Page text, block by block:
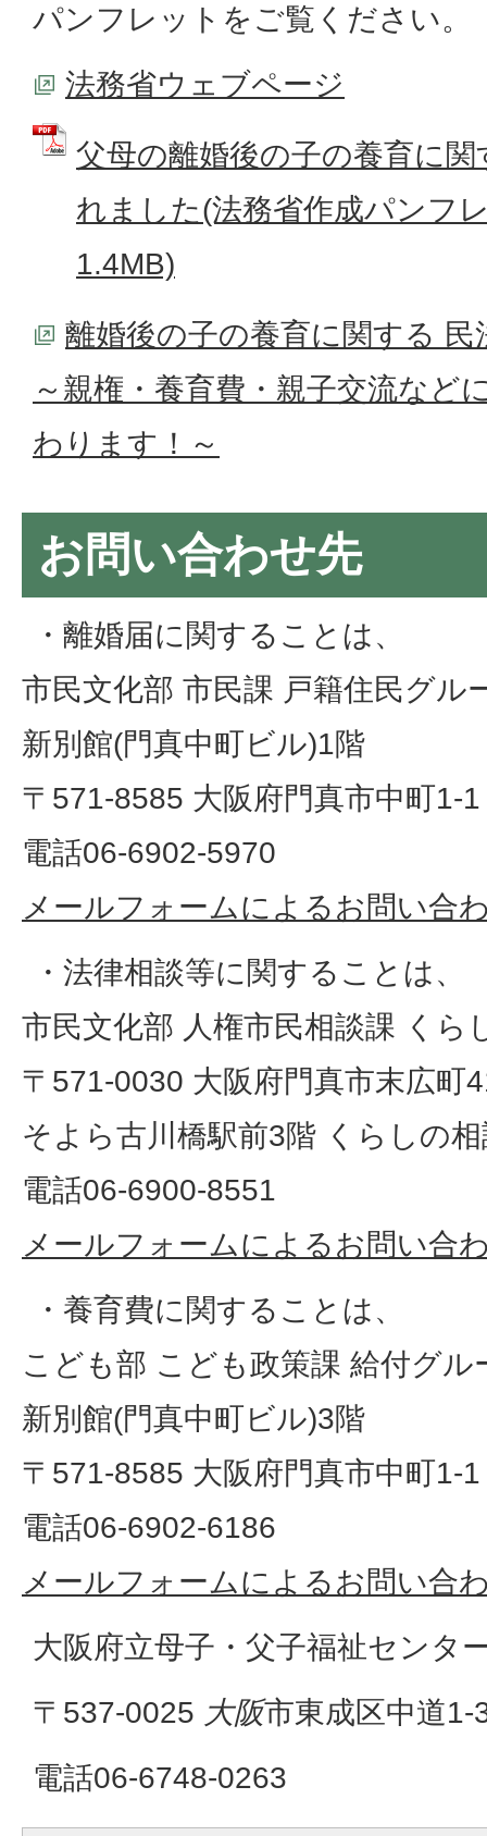
パンフレットをご覧ください。
法務省ウェブページ
父母の離婚後の子の養育に
れました(法務省作成パンフ
1.4MB)
離婚後の子の養育に関する
～親権・養育費・親子交流など
わります！～
お問い合わせ先
・離婚届に関することは、
市民文化部 市民課 戸籍住民グル
新別館(門真中町ビル)1階
〒571-8585 大阪府門真市中町1-1
電話06-6902-5970
メールフォームによるお問い合
・法律相談等に関することは、
市民文化部 人権市民相談課 くら
〒571-0030 大阪府門真市末広町
そよら古川橋駅前3階 くらしの
電話06-6900-8551
メールフォームによるお問い合
・養育費に関することは、
こども部 こども政策課 給付グル
新別館(門真中町ビル)3階
〒571-8585 大阪府門真市中町1-1
電話06-6902-6186
メールフォームによるお問い合
大阪府立母子・父子福祉センタ
〒537-0025 大阪市東成区中道1-
電話06-6748-0263